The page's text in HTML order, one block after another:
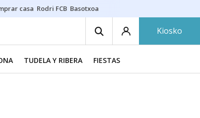
casa Rodri FCB Basotxoa
Kiosko
TUDELA Y RIBERA FIESTAS